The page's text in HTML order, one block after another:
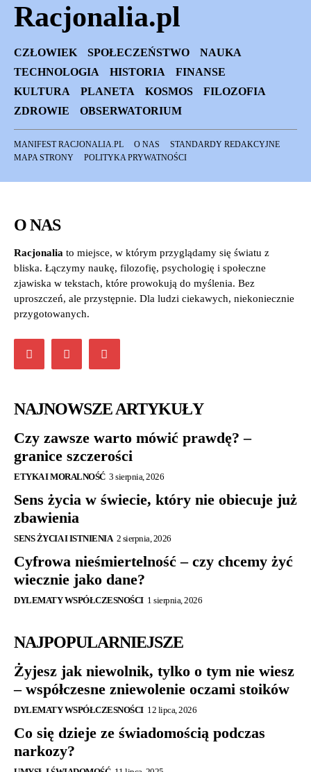
Racjonalia.pl
CZŁOWIEK SPOŁECZEŃSTWO
NAUKA
TECHNOLOGIA
HISTORIA
FINANSE
KULTURA
PLANETA KOSMOS
FILOZOFIA
ZDROWIE
OBSERWATORIUM
MANIFEST RACJONALIA.PL O NAS
STANDARDY REDAKCYJNE
MAPA STRONY
POLITYKA PRYWATNOŚCI
O NAS
Racjonalia to miejsce, w którym przyglądamy się światu z
bliska. Łączymy naukę, filozofię, psychologię i społeczne
zjawiska w tekstach, które prowokują do myślenia. Bez
uproszczeń, ale przystępnie. Dla ludzi ciekawych, niekoniecznie
przygotowanych.
NAJNOWSZE ARTYKUŁY
Czy zawsze warto mówić prawdę? –
granice szczerości
ETYKA I MORALNOŚĆ 3 sierpnia, 2026
Sens życia w świecie, który nie obiecuje już
zbawienia
SENS ŻYCIA I ISTNIENIA 2 sierpnia, 2026
Cyfrowa nieśmiertelność – czy chcemy żyć
wiecznie jako dane?
DYLEMATY WSPÓŁCZESNOŚCI 1 sierpnia, 2026
NAJPOPULARNIEJSZE
Żyjesz jak niewolnik, tylko o tym nie wiesz
– współczesne zniewolenie oczami stoików
DYLEMATY WSPÓŁCZESNOŚCI 12 lipca, 2026
Co się dzieje ze świadomością podczas
narkozy?